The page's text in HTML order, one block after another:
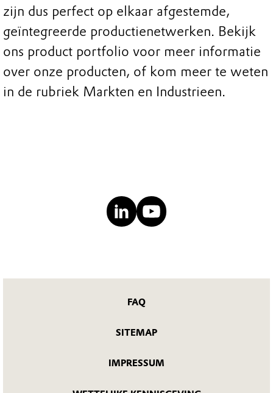
zijn dus perfect op elkaar afgestemde,
geïntegreerde productienetwerken. Bekijk
ons product portfolio voor meer informatie
over onze producten, of kom meer te weten
in de rubriek Markten en Industrieen.
FAQ
SITEMAP
IMPRESSUM